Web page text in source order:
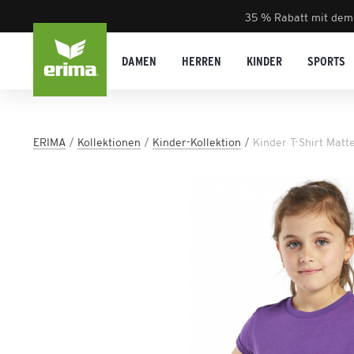
35 % Rabatt mit
DAMEN HERREN KINDER SPORTS
ERIMA Kollektionen Kinder-Kol­lek­ti­on Kinder T-Shirt